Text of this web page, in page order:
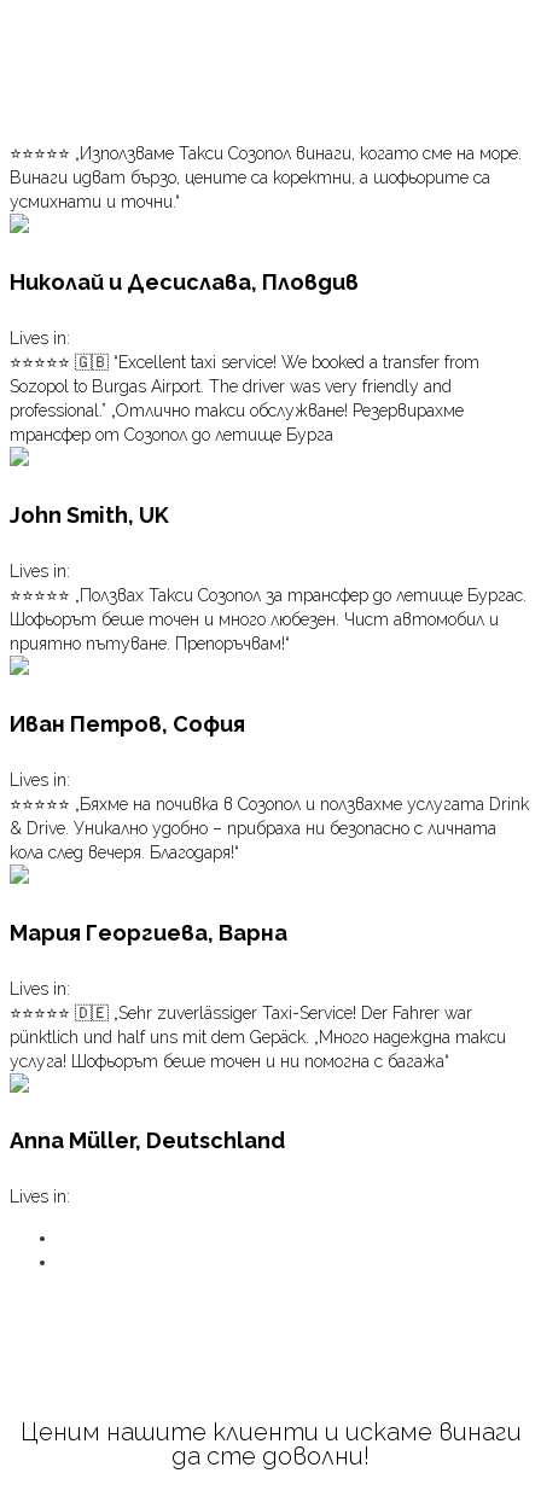
⭐⭐⭐⭐⭐ „Използваме Такси Созопол винаги, когато сме на море.
Винаги идват бързо, цените са коректни, а шофьорите са
усмихнати и точни.“
Николай и Десислава, Пловдив
Lives in:
⭐⭐⭐⭐⭐ 🇬🇧 “Excellent taxi service! We booked a transfer from
Sozopol to Burgas Airport. The driver was very friendly and
professional.” „Отлично такси обслужване! Резервирахме
трансфер от Созопол до летище Бурга
John Smith, UK
Lives in:
⭐⭐⭐⭐⭐ „Ползвах Такси Созопол за трансфер до летище Бургас.
Шофьорът беше точен и много любезен. Чист автомобил и
приятно пътуване. Препоръчвам!“
Иван Петров, София
Lives in:
⭐⭐⭐⭐⭐ „Бяхме на почивка в Созопол и ползвахме услугата Drink
& Drive. Уникално удобно – прибраха ни безопасно с личната
кола след вечеря. Благодаря!“
Мария Георгиева, Варна
Lives in:
⭐⭐⭐⭐⭐ 🇩🇪 „Sehr zuverlässiger Taxi-Service! Der Fahrer war
pünktlich und half uns mit dem Gepäck. „Много надеждна такси
услуга! Шофьорът беше точен и ни помогна с багажа“
Anna Müller, Deutschland
Lives in:
Ценим нашите клиенти и искаме винаги
да сте доволни!